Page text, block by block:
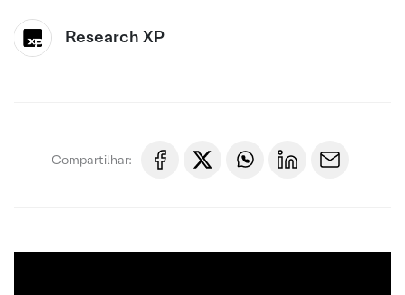
Research XP
Compartilhar: